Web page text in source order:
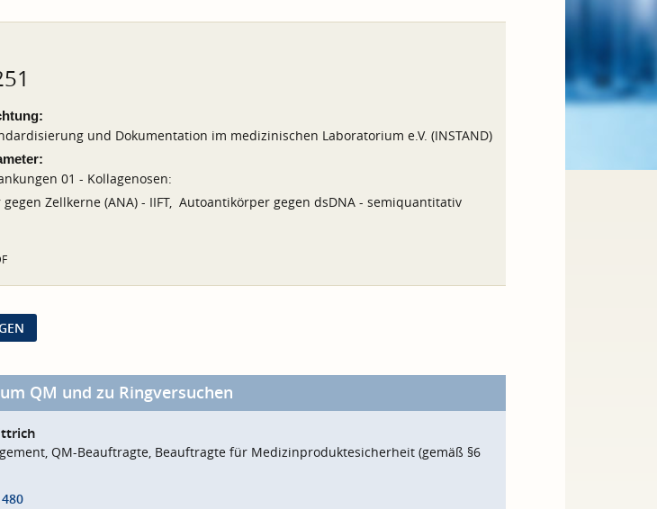
und Dokumentation im medizinischen Laboratorium e.V. (INSTAND)
01 - Kollagenosen:
Zellkerne (ANA) - IIFT, Autoantikörper gegen dsDNA - semiquantitativ
QM und zu Ringversuchen
QM-Beauftragte, Beauftragte für Medizinproduktesicherheit (gemäß §6